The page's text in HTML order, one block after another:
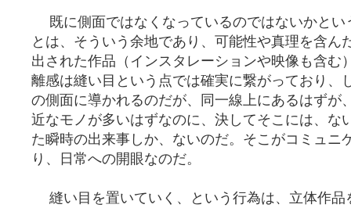
既に側面ではなくなっているのではないかとい
とは、そういう余地であり、可能性や真理を含ん
出された作品（インスタレーションや映像も含む
離感は縫い目という点では確実に繋がっており、
の側面に導かれるのだが、同一線上にあるはずが
近なモノが多いはずなのに、決してそこには、な
た瞬時の出来事しか、ないのだ。そこがコミュニ
り、日常への開眼なのだ。
縫い目を置いていく、という行為は、立体作品